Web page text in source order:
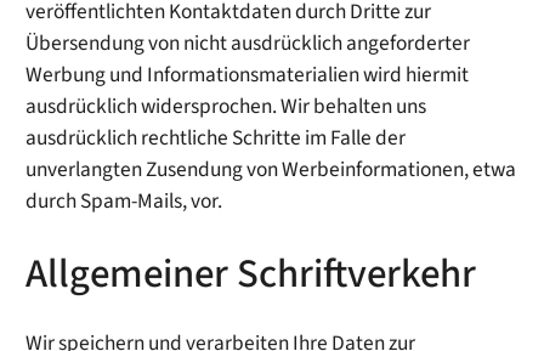
veröffentlichten Kontaktdaten durch Dritte zur
Übersendung von nicht ausdrücklich angeforderter
Werbung und Informationsmaterialien wird hiermit
ausdrücklich widersprochen. Wir behalten uns
ausdrücklich rechtliche Schritte im Falle der
unverlangten Zusendung von Werbeinformationen, etwa
durch Spam-Mails, vor.
Allgemeiner Schriftverkehr
Wir speichern und verarbeiten Ihre Daten zur